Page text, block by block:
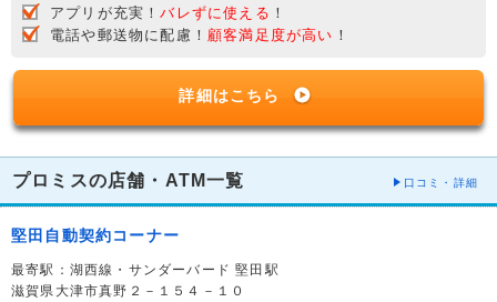
アプリが充実！バレずに使える ！
電話や郵送物に配慮！ 顧客満足度が高い ！
詳細はこちら
プロミスの店舗・ATM一覧 口コミ・詳細
堅田自動契約コーナー
最寄駅：湖西線・サンダーバード 堅田駅
滋賀県大津市真野２－１５４－１０